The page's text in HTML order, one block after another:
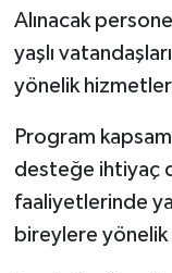
Alınacak
yaşlı
yönelik
Program
desteğe ihtiyaç
faaliyetlerinde
bireylere